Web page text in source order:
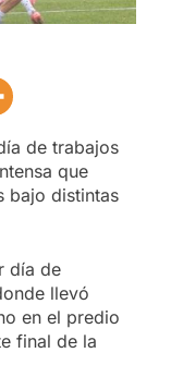
de trabajos
que
bajo distintas
día de
llevó
en el predio
final de la